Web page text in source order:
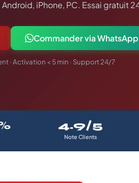
iPhone, PC. Essai gratuit
Commander via WhatsApp
· Activation < 5 min · Support 24/7
4.9/5
Note Clients